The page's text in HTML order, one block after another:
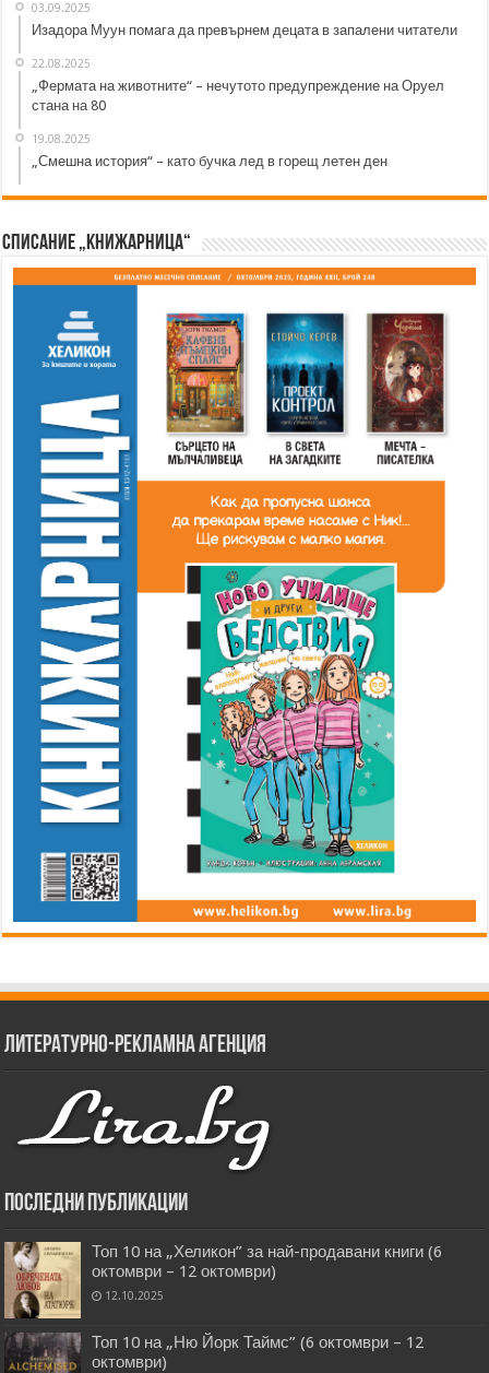
03.09.2025
Изадора Муун помага да превърнем децата в запалени читатели
22.08.2025
„Фермата на животните“ – нечутото предупреждение на Оруел
стана на 80
19.08.2025
„Смешна история“ – като бучка лед в горещ летен ден
Списание „Книжарница“
Литературно-рекламна агенция
Последни публикации
Топ 10 на „Хеликон” за най-продавани книги (6
октомври – 12 октомври)
12.10.2025
Топ 10 на „Ню Йорк Таймс” (6 октомври – 12
октомври)